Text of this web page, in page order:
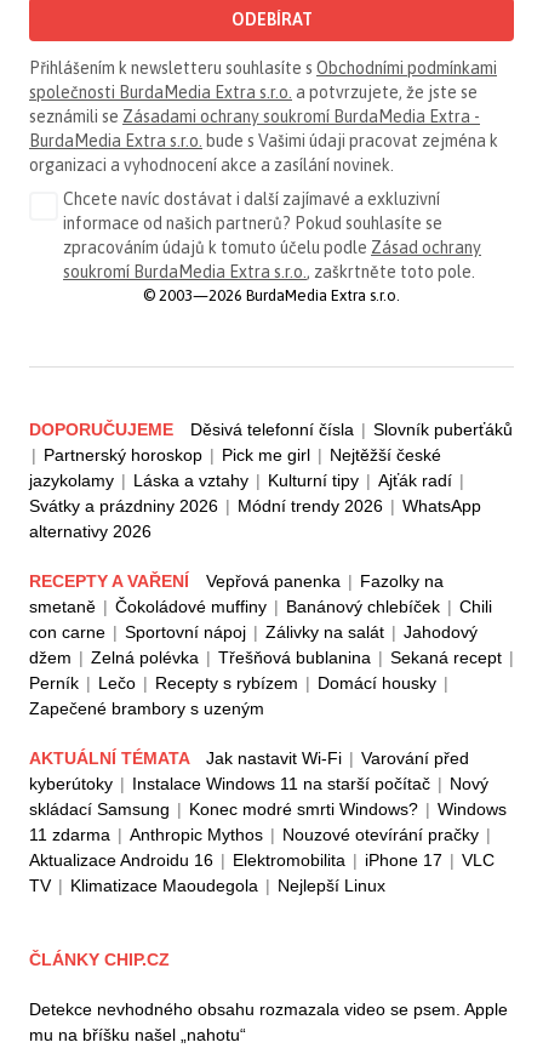
ODEBÍRAT
Přihlášením k newsletteru souhlasíte s Obchodními podmínkami
společnosti BurdaMedia Extra s.r.o. a potvrzujete, že jste se
seznámili se Zásadami ochrany soukromí BurdaMedia Extra -
BurdaMedia Extra s.r.o. bude s Vašimi údaji pracovat zejména k
organizaci a vyhodnocení akce a zasílání novinek.
Chcete navíc dostávat i další zajímavé a exkluzivní
informace od našich partnerů? Pokud souhlasíte se
zpracováním údajů k tomuto účelu podle Zásad ochrany
soukromí BurdaMedia Extra s.r.o. , zaškrtněte toto pole.
© 2003—2026 BurdaMedia Extra s.r.o.
DOPORUČUJEME Děsivá telefonní čísla | Slovník puberťáků
| Partnerský horoskop | Pick me girl | Nejtěžší české
jazykolamy | Láska a vztahy | Kulturní tipy | Ajťák radí |
Svátky a prázdniny 2026 | Módní trendy 2026 | WhatsApp
alternativy 2026
RECEPTY A VAŘENÍ Vepřová panenka | Fazolky na
smetaně | Čokoládové muffiny | Banánový chlebíček | Chili
con carne | Sportovní nápoj | Zálivky na salát | Jahodový
džem | Zelná polévka | Třešňová bublanina | Sekaná recept |
Perník | Lečo | Recepty s rybízem | Domácí housky |
Zapečené brambory s uzeným
AKTUÁLNÍ TÉMATA Jak nastavit Wi-Fi | Varování před
kyberútoky | Instalace Windows 11 na starší počítač | Nový
skládací Samsung | Konec modré smrti Windows? | Windows
11 zdarma | Anthropic Mythos | Nouzové otevírání pračky |
Aktualizace Androidu 16 | Elektromobilita | iPhone 17 | VLC
TV | Klimatizace Maoudegola | Nejlepší Linux
ČLÁNKY CHIP.CZ
Detekce nevhodného obsahu rozmazala video se psem. Apple
mu na bříšku našel „nahotu“